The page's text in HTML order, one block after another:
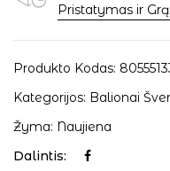
Pristatymas ir
Produkto Kodas:
Kategorijos: Balionai
Žyma: Naujiena
Dalintis: